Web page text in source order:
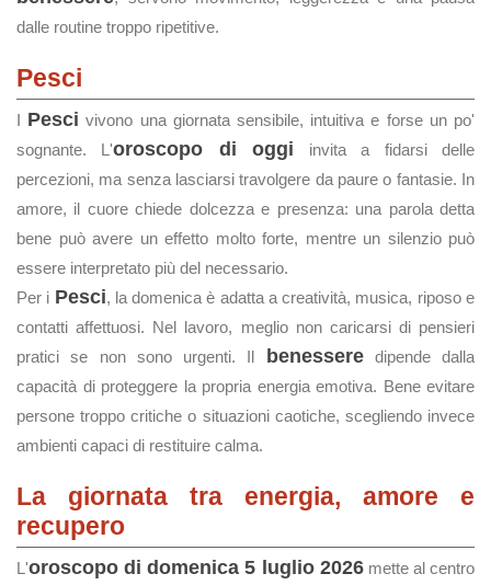
dalle routine troppo ripetitive.
Pesci
I Pesci vivono una giornata sensibile, intuitiva e forse un po'
sognante. L'oroscopo di oggi invita a fidarsi delle
percezioni, ma senza lasciarsi travolgere da paure o fantasie. In
amore, il cuore chiede dolcezza e presenza: una parola detta
bene può avere un effetto molto forte, mentre un silenzio può
essere interpretato più del necessario.
Per i Pesci, la domenica è adatta a creatività, musica, riposo e
contatti affettuosi. Nel lavoro, meglio non caricarsi di pensieri
pratici se non sono urgenti. Il
benesseredipende dalla
capacità di proteggere la propria energia emotiva. Bene evitare
persone troppo critiche o situazioni caotiche, scegliendo invece
ambienti capaci di restituire calma.
La giornata tra energia, amore e
recupero
L'oroscopo di domenica 5 luglio 2026mette al centro